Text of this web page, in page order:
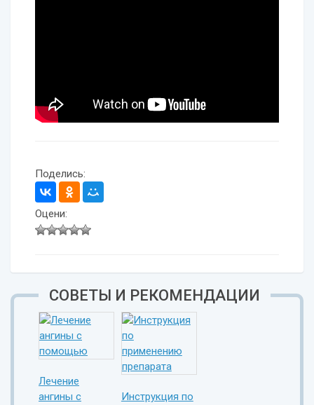
Поделись:
Оцени:
СОВЕТЫ И РЕКОМЕНДАЦИИ
Лечение
ангины с
Инструкция по